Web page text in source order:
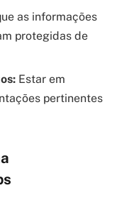
as informações
protegidas de
Estar em
pertinentes